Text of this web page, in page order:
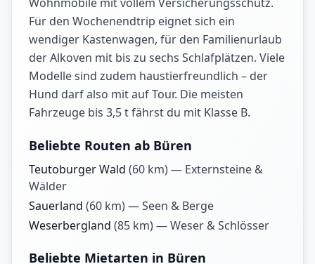
Für den Wochenendtrip eignet sich ein
wendiger Kastenwagen, für den Familienurlaub
der Alkoven mit bis zu sechs Schlafplätzen. Viele
Modelle sind zudem haustierfreundlich – der
Hund darf also mit auf Tour. Die meisten
Fahrzeuge bis 3,5 t fährst du mit Klasse B.
Beliebte Routen ab Büren
Teutoburger Wald (60 km) — Externsteine &
Wälder
Sauerland (60 km) —Seen & Berge
Weserbergland (85 km) —Weser & Schlösser
Beliebte Mietarten in Büren